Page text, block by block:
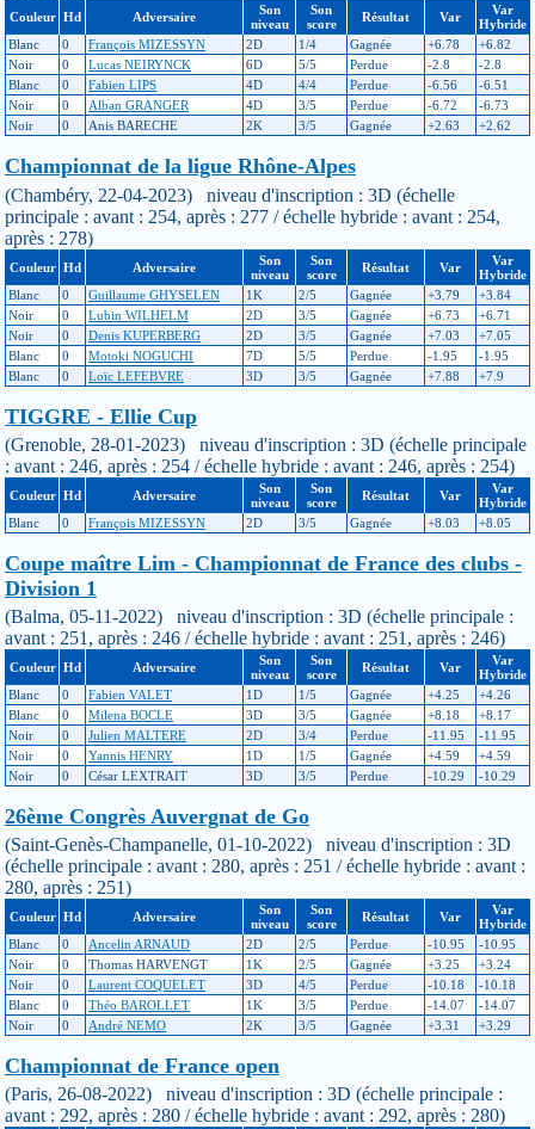
Couleur Hd Adversaire
Son
niveau
Son
score
Résultat Var
Var
Hybride
Blanc
0 François MIZESSYN 2D 1/4 Gagnée +6.78
+6.82
Noir
0 Lucas NEIRYNCK 6D 5/5 Perdue -2.8
-2.8
Blanc
0 Fabien LIPS 4D 4/4 Perdue -6.56
-6.51
Noir
0 Alban GRANGER 4D 3/5 Perdue -6.72
-6.73
Noir
0 Anis BARECHE 2K 3/5 Gagnée +2.63 +2.62
Championnat de la ligue Rhône-Alpes
(Chambéry, 22-04-2023) niveau d'inscription : 3D (échelle
principale : avant : 254, après : 277 / échelle hybride : avant : 254,
après : 278)
Couleur Hd Adversaire
Son
niveau
Son
score
Résultat Var
Var
Hybride
Blanc
0 Guillaume GHYSELEN 1K 2/5 Gagnée +3.79
+3.84
Noir
0 Lubin WILHELM 2D 3/5 Gagnée +6.73
+6.71
Noir
0 Denis KUPERBERG 2D 3/5 Gagnée +7.03
+7.05
Blanc
0 Motoki NOGUCHI 7D 5/5 Perdue -1.95
-1.95
Blanc
0 Loïc LEFEBVRE 3D 3/5 Gagnée +7.88 +7.9
TIGGRE - Ellie Cup
(Grenoble, 28-01-2023) niveau d'inscription : 3D (échelle principale
: avant : 246, après : 254 / échelle hybride : avant : 246, après : 254)
Couleur Hd Adversaire
Son
niveau
Son
score
Résultat Var
Var
Hybride
Blanc
0 François MIZESSYN 2D 3/5 Gagnée +8.03 +8.05
Coupe maître Lim - Championnat de France des clubs -
Division 1
(Balma, 05-11-2022) niveau d'inscription : 3D (échelle principale :
avant : 251, après : 246 / échelle hybride : avant : 251, après : 246)
Couleur Hd Adversaire
Son
niveau
Son
score
Résultat Var
Var
Hybride
Blanc
0 Fabien VALET 1D 1/5 Gagnée +4.25
+4.26
Blanc
0 Milena BOCLE 3D 3/5 Gagnée +8.18
+8.17
Noir
0 Julien MALTERE 2D 3/4 Perdue -11.95
-11.95
Noir
0 Yannis HENRY 1D 1/5 Gagnée +4.59
+4.59
Noir
0 César LEXTRAIT 3D 3/5 Perdue -10.29 -10.29
26ème Congrès Auvergnat de Go
(Saint-Genès-Champanelle, 01-10-2022) niveau d'inscription : 3D
(échelle principale : avant : 280, après : 251 / échelle hybride : avant :
280, après : 251)
Couleur Hd Adversaire
Son
niveau
Son
score
Résultat Var
Var
Hybride
Blanc
0 Ancelin ARNAUD 2D 2/5 Perdue -10.95
-10.95
Noir
0 Thomas HARVENGT 1K 2/5 Gagnée +3.25
+3.24
Noir
0 Laurent COQUELET 3D 4/5 Perdue -10.18
-10.18
Blanc
0 Théo BAROLLET 1K 3/5 Perdue -14.07
-14.07
Noir
0 André NEMO 2K 3/5 Gagnée +3.31 +3.29
Championnat de France open
(Paris, 26-08-2022) niveau d'inscription : 3D (échelle principale :
avant : 292, après : 280 / échelle hybride : avant : 292, après : 280)